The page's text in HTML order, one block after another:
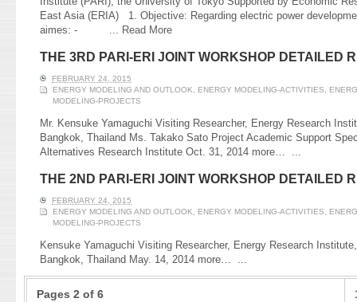
East Asia (ERIA) 1. Objective: Regarding electric power
aimes: - ... Read More
THE 3RD PARI-ERI JOINT WORKSHOP DETAILED
FEBRUARY 24, 2015
ENERGY MODELING AND OUTLOOK, ENERGY MODELING-ACTIVITIES,
MODELING-PROJECTS
Mr. Kensuke Yamaguchi Visiting Researcher, Energy Research
Bangkok, Thailand Ms. Takako Sato Project Academic Support
Alternatives Research Institute Oct. 31, 2014 more… ...
THE 2ND PARI-ERI JOINT WORKSHOP DETAILED
FEBRUARY 24, 2015
ENERGY MODELING AND OUTLOOK, ENERGY MODELING-ACTIVITIES,
MODELING-PROJECTS
Kensuke Yamaguchi Visiting Researcher, Energy Research
Bangkok, Thailand May. 14, 2014 more… ...
Pages 2 of 6